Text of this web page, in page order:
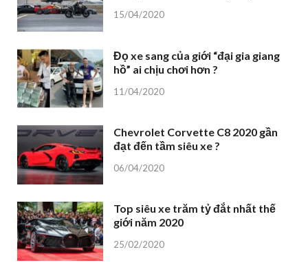
15/04/2020
Đọ xe sang của giới “đại gia giang
hồ” ai chịu chơi hơn ?
11/04/2020
Chevrolet Corvette C8 2020 gần
đạt đến tầm siêu xe ?
06/04/2020
Top siêu xe trăm tỷ đắt nhất thế
giới năm 2020
25/02/2020